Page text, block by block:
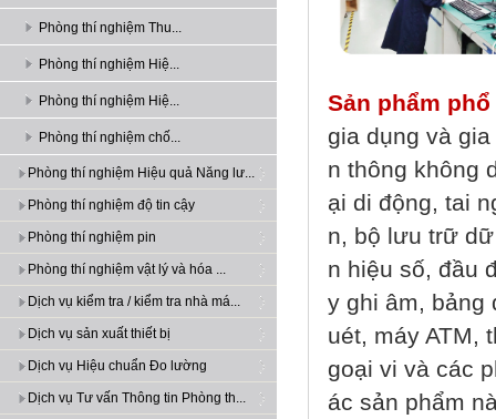
Phòng thí nghiệm Thu...
Phòng thí nghiệm Hiệ...
Phòng thí nghiệm Hiệ...
Phòng thí nghiệm chố...
Phòng thí nghiệm Hiệu quả Năng lư...
Phòng thí nghiệm độ tin cậy
Phòng thí nghiệm pin
Phòng thí nghiệm vật lý và hóa ...
Dịch vụ kiểm tra / kiểm tra nhà má...
Dịch vụ sản xuất thiết bị
Dịch vụ Hiệu chuẩn Đo lường
Dịch vụ Tư vấn Thông tin Phòng th...
Sản phẩm
gia dụng và
n thông không
ại di động, tai
n, bộ lưu trữ
n hiệu số, đầu
y ghi âm, bảng
uét, máy ATM,
goại vi và các
ác sản phẩm